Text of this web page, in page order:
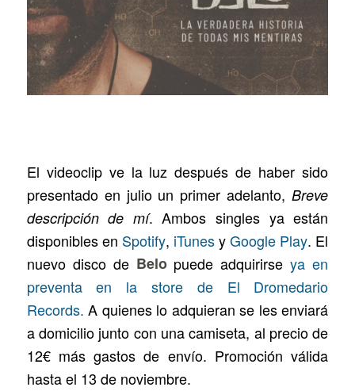
El videoclip ve la luz después de haber sido
presentado en julio un primer adelanto,Breve
descripción de mí. Ambos singles ya están
disponibles en Spotify, iTunesyGoogle Play. El
nuevo disco de Belopuede adquirirseya en
preventa en la store de El Dromedario
Records. A quienes lo adquieran se les enviará
a domicilio junto con una camiseta, al precio de
12€ más gastos de envío. Promoción válida
hasta el 13 de noviembre.